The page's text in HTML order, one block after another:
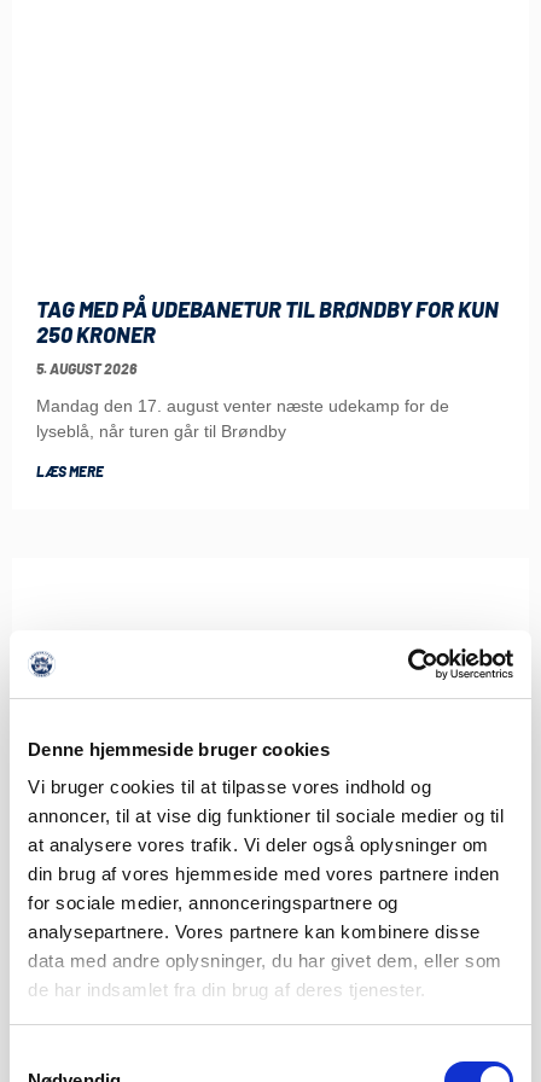
Denne hjemmeside bruger cookies
Vi bruger cookies til at tilpasse vores indhold og
annoncer, til at vise dig funktioner til sociale medier og til
at analysere vores trafik. Vi deler også oplysninger om
din brug af vores hjemmeside med vores partnere inden
for sociale medier, annonceringspartnere og
analysepartnere. Vores partnere kan kombinere disse
data med andre oplysninger, du har givet dem, eller som
de har indsamlet fra din brug af deres tjenester.
TAG MED PÅ UDEBANETUR TIL BRØNDBY FOR KUN
250 KRONER
5. AUGUST 2026
Mandag den 17. august venter næste udekamp for de
lyseblå, når turen går til Brøndby
LÆS MERE